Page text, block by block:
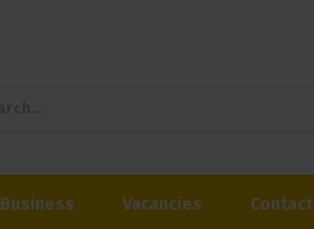
Business Vacancies Contact